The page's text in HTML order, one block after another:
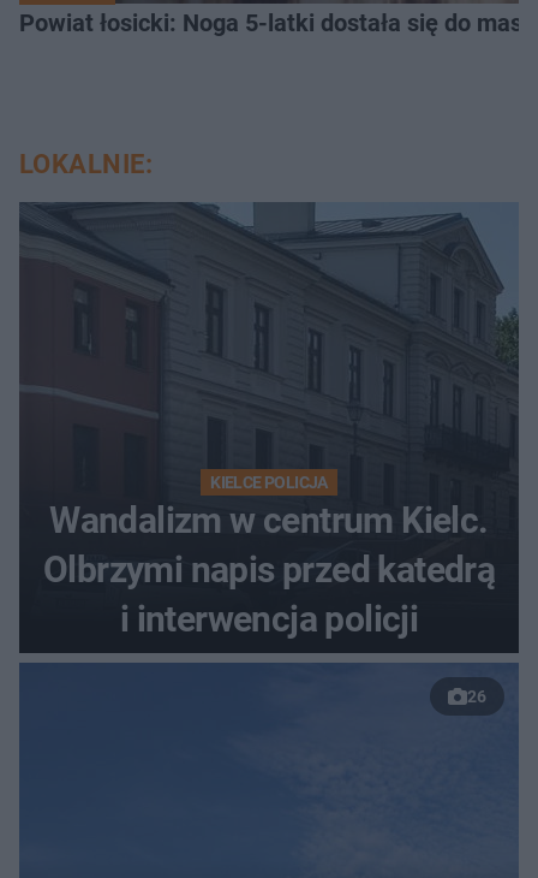
Powiat łosicki: Noga 5-latki dostała się do
LOKALNIE:
KIELCE POLICJA
Wandalizm w centrum Kielc.
Olbrzymi napis przed katedrą
i interwencja policji
26